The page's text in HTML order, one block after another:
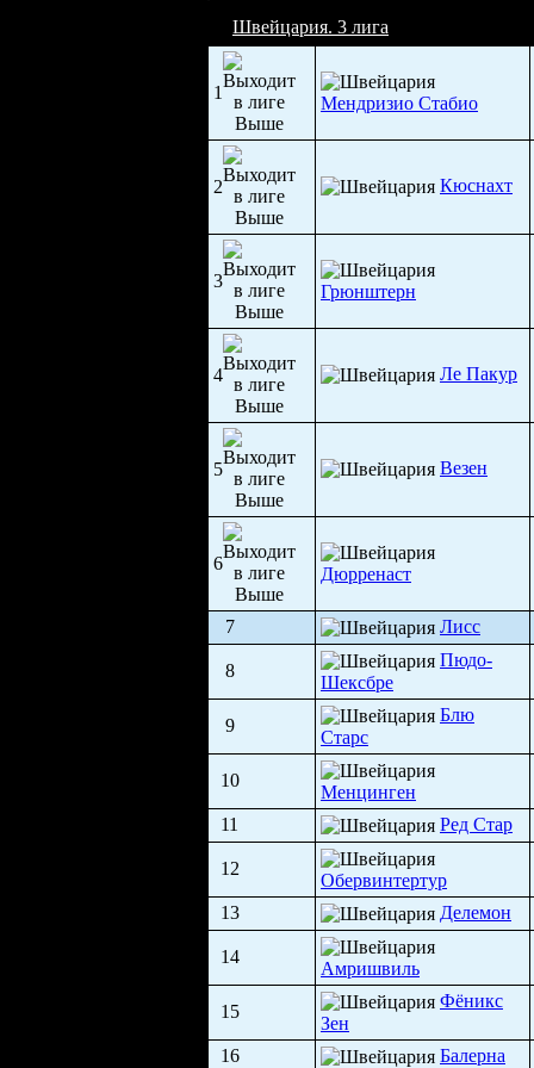
Швейцария. 3 лига
1
Мендризио Стабио
2 Кюснахт
3
Грюнштерн
4 Ле Пакур
5 Везен
6
Дюрренаст
7 Лисс
8
Пюдо-
Шексбре
9
Блю
Старс
10
Менцинген
11
Ред Стар
12
Обервинтертур
13
Делемон
14
Амришвиль
15
Фёникс
Зен
16
Балерна